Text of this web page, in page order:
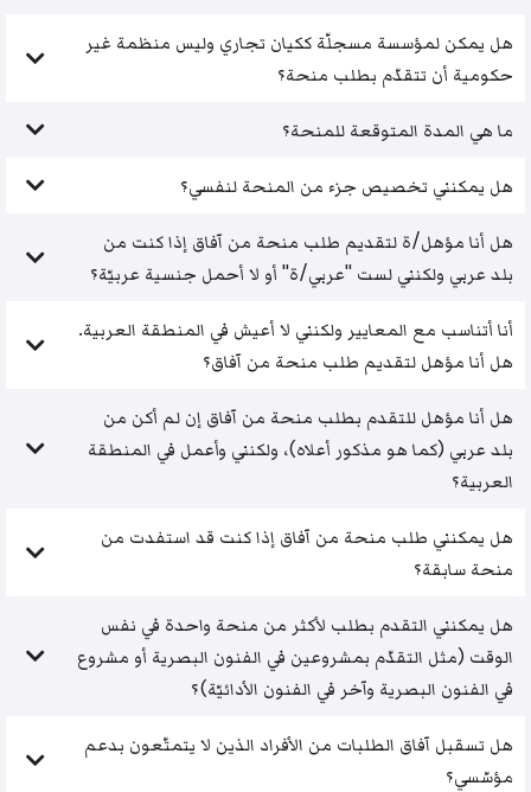
هل يمكن لمؤسسة مسجلّة ككيان تجاري وليس منظمة غير
حكومية أن تتقدّم بطلب منحة؟
ما هي المدة المتوقعة للمنحة؟
هل يمكنني تخصيص جزء من المنحة لنفسي؟
هل أنا مؤهل/ة لتقديم طلب منحة من آفاق إذا كنت من
بلد عربي ولكنني لست "عربي/ة" أو لا أحمل جنسية عربيّة؟
أنا أتناسب مع المعايير ولكنني لا أعيش في المنطقة العربية.
هل أنا مؤهل لتقديم طلب منحة من آفاق؟
هل أنا مؤهل للتقدم بطلب منحة من آفاق إن لم أكن من
بلد عربي (كما هو مذكور أعلاه)، ولكنني وأعمل في المنطقة
العربية؟
هل يمكنني طلب منحة من آفاق إذا كنت قد استفدت من
منحة سابقة؟
هل يمكنني التقدم بطلب لأكثر من منحة واحدة في نفس
الوقت (مثل التقدّم بمشروعين في الفنون البصرية أو مشروع
في الفنون البصرية وآخر في الفنون الأدائيّة)؟
هل تسقبل آفاق الطلبات من الأفراد الذين لا يتمتّعون بدعم
مؤسّسي؟